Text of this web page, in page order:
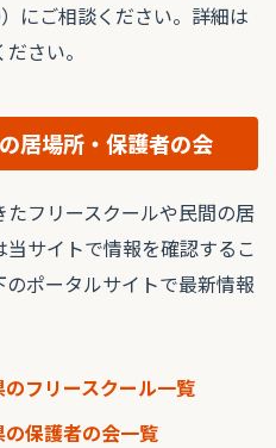
にご相談ください。詳細は
さい。
居場所・保護者の会
フリースクールや民間の居
サイトで情報を確認するこ
ポータルサイトで最新情報
フリースクール一覧
保護者の会一覧